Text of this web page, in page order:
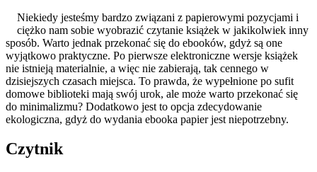
Niekiedy jesteśmy bardzo związani z papierowymi pozycjami i
ciężko nam sobie wyobrazić czytanie książek w jakikolwiek inny
sposób. Warto jednak przekonać się do ebooków, gdyż są one
wyjątkowo praktyczne. Po pierwsze elektroniczne wersje książek
nie istnieją materialnie, a więc nie zabierają, tak cennego w
dzisiejszych czasach miejsca. To prawda, że wypełnione po sufit
domowe biblioteki mają swój urok, ale może warto przekonać się
do minimalizmu? Dodatkowo jest to opcja zdecydowanie
ekologiczna, gdyż do wydania ebooka papier jest niepotrzebny.
Czytnik